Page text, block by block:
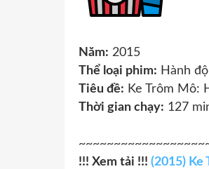
Năm: 2015
Thể loại phim: Hành
Tiêu đề: Ke Trôm Mô:
Thời gian chạy: 127
!!! Xem tải !!! (2015) Ke